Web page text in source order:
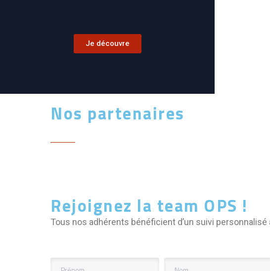
Je découvre
Nos partenaires
Rejoignez la team OPS !
Tous nos adhérents bénéficient d’un suivi